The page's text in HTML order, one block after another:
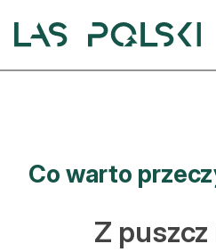
Artykuły
Hodowla lasu
Co warto
Z